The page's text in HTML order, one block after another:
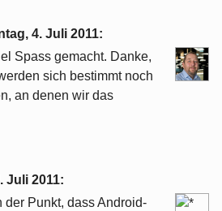
4. Juli 2011:
Spass gemacht. Danke,
sich bestimmt noch
an denen wir das
Juli 2011:
Punkt, dass Android-